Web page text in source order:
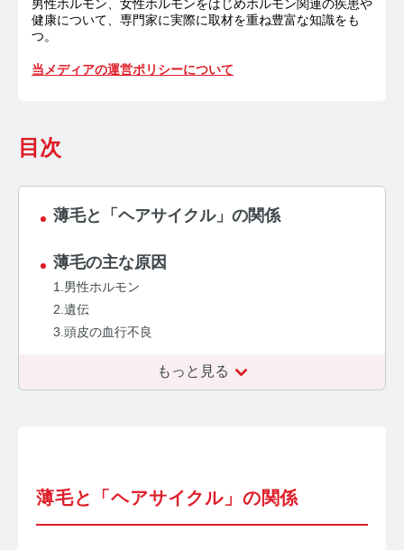
ホルモン測定技術のご活用についてご案内
運営者情報
男性ホルモン、女性ホルモンをはじめホルモン関連の疾患や
健康について、専門家に実際に取材を重ね豊富な知識をも
つ。
当メディアの運営ポリシーについて
目次
薄毛と「ヘアサイクル」の関係
薄毛の主な原因
1.男性ホルモン
2.遺伝
3.頭皮の血行不良
もっと見る
薄毛と「ヘアサイクル」の関係